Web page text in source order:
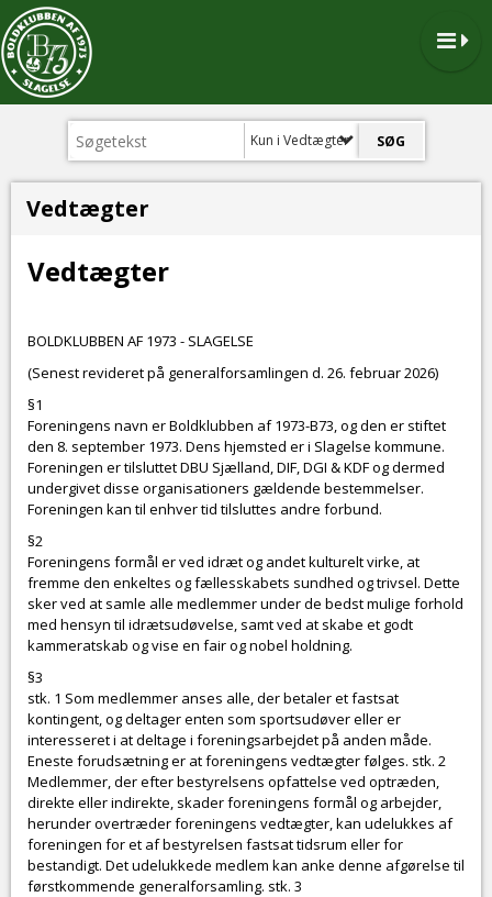
Kun i Vedtægter
Vedtægter
Vedtægter
BOLDKLUBBEN AF 1973 - SLAGELSE
(Senest revideret på generalforsamlingen d. 26. februar 2026)
§1
Foreningens navn er Boldklubben af 1973-B73, og den er stiftet
den 8. september 1973. Dens hjemsted er i Slagelse kommune.
Foreningen er tilsluttet DBU Sjælland, DIF, DGI & KDF og dermed
undergivet disse organisationers gældende bestemmelser.
Foreningen kan til enhver tid tilsluttes andre forbund.
§2
Foreningens formål er ved idræt og andet kulturelt virke, at
fremme den enkeltes og fællesskabets sundhed og trivsel. Dette
sker ved at samle alle medlemmer under de bedst mulige forhold
med hensyn til idrætsudøvelse, samt ved at skabe et godt
kammeratskab og vise en fair og nobel holdning.
§3
stk. 1 Som medlemmer anses alle, der betaler et fastsat
kontingent, og deltager enten som sportsudøver eller er
interesseret i at deltage i foreningsarbejdet på anden måde.
Eneste forudsætning er at foreningens vedtægter følges. stk. 2
Medlemmer, der efter bestyrelsens opfattelse ved optræden,
direkte eller indirekte, skader foreningens formål og arbejder,
herunder overtræder foreningens vedtægter, kan udelukkes af
foreningen for et af bestyrelsen fastsat tidsrum eller for
bestandigt. Det udelukkede medlem kan anke denne afgørelse til
førstkommende generalforsamling. stk. 3